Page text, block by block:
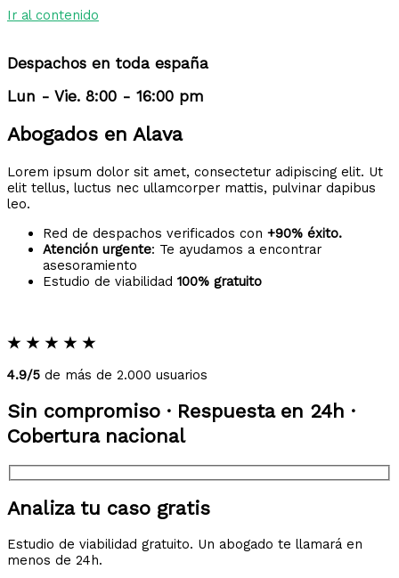
Ir al contenido
Despachos en toda españa
Lun - Vie. 8:00 - 16:00 pm
Abogados en Alava
Lorem ipsum dolor sit amet, consectetur adipiscing elit. Ut
elit tellus, luctus nec ullamcorper mattis, pulvinar dapibus
leo.
Red de despachos verificados con +90% éxito.
Atención urgente: Te ayudamos a encontrar
asesoramiento
Estudio de viabilidad 100% gratuito
★ ★ ★ ★ ★
4.9/5 de más de 2.000 usuarios
Sin compromiso · Respuesta en 24h ·
Cobertura nacional
Analiza tu caso gratis
Estudio de viabilidad gratuito. Un abogado te llamará en
menos de 24h.